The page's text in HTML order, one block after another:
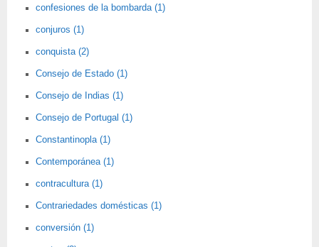
confesiones de la bombarda (1)
conjuros (1)
conquista (2)
Consejo de Estado (1)
Consejo de Indias (1)
Consejo de Portugal (1)
Constantinopla (1)
Contemporánea (1)
contracultura (1)
Contrariedades domésticas (1)
conversión (1)